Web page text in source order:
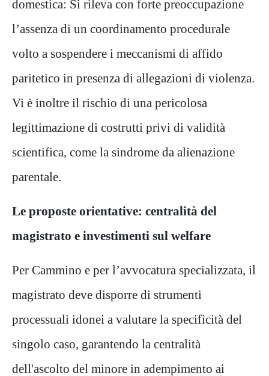
domestica: Si rileva con forte preoccupazione
l’assenza di un coordinamento procedurale
volto a sospendere i meccanismi di affido
paritetico in presenza di allegazioni di violenza.
Vi è inoltre il rischio di una pericolosa
legittimazione di costrutti privi di validità
scientifica, come la sindrome da alienazione
parentale.
Le proposte orientative: centralità del
magistrato e investimenti sul welfare
Per Cammino e per l’avvocatura specializzata, il
magistrato deve disporre di strumenti
processuali idonei a valutare la specificità del
singolo caso, garantendo la centralità
dell'ascolto del minore in adempimento ai